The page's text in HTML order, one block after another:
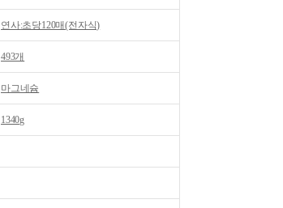
연사:초당120매(전자식)
493개
마그네슘
1340g